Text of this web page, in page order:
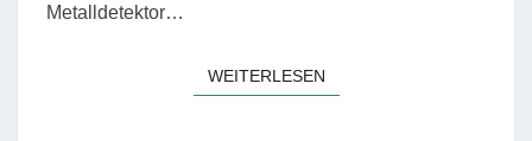
Metalldetektor…
WEITERLESENWEITERLESEN